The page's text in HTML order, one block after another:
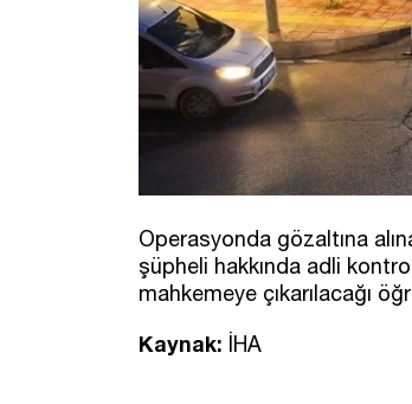
Operasyonda gözaltına
şüpheli hakkında adli
mahkemeye çıkarılacağı
Kaynak: İHA